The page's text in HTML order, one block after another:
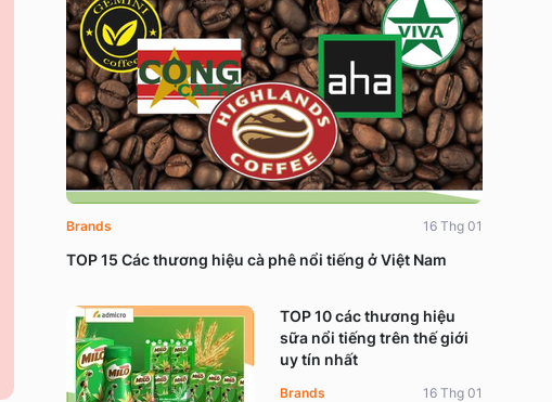
TOP 15 Các thương hiệu cà phê nổi tiếng ở Việt Nam
Brands 16 Thg 01
TOP 10 các thương hiệu
sữa nổi tiếng trên thế giới
uy tín nhất
Brands 16 Thg 01